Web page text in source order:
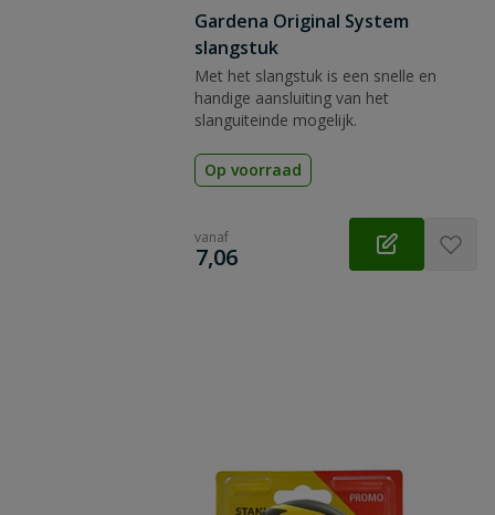
Gardena Original System
slangstuk
Met het slangstuk is een snelle en
handige aansluiting van het
slanguiteinde mogelijk.
Op voorraad
vanaf
€
7,06